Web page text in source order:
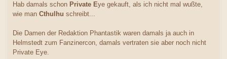
Hab damals schon Private Eye gekauft, als ich nicht mal wußte,
wie man Cthulhu schreibt...
Die Damen der Redaktion Phantastik waren damals ja auch in
Helmstedt zum Fanzinercon, damals vertraten sie aber noch nicht
Private Eye.